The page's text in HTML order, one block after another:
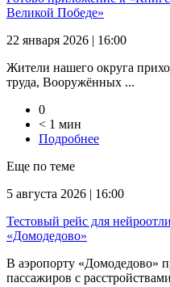
Великой Победе»
22 января 2026 | 16:00
Жители нашего округа
труда, Вооружённых ...
0
< 1 мин
Подробнее
Еще по теме
5 августа 2026 | 16:00
Тестовый рейс для
«Домодедово»
В аэропорту «Домодедово»
пассажиров с